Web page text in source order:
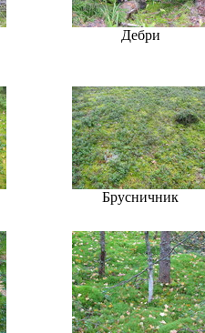
Дебри
Брусничник